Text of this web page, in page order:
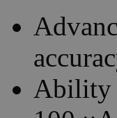
Ability